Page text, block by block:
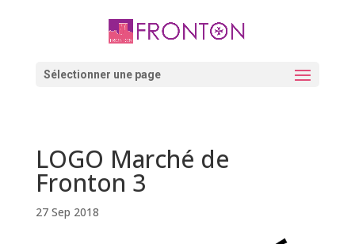
Sélectionner une page
LOGO Marché de
Fronton 3
27 Sep 2018